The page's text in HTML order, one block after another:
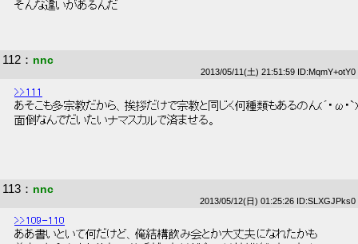
そんな違いがあるんだ
112 ： nnc
2013/05/11(土) 21:51:59 ID:MqmY+otY0
>>111
あそこも多宗教だから、挨拶だけで宗教と同じく何種類もあるのん(´･ω･
面倒なんでだいたいナマスカルで済ませる。
113 ： nnc
2013/05/12(日) 01:25:26 ID:SLXGJPks0
>>109-110
ああ書いといて何だけど、俺結構飲み会とか大丈夫になれたかも